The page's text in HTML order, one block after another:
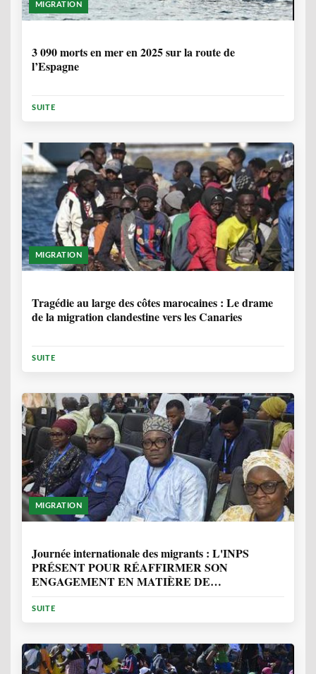
MIGRATION
3 090 morts en mer en 2025 sur la route de
l’Espagne
SUITE
MIGRATION
Tragédie au large des côtes marocaines : Le drame
de la migration clandestine vers les Canaries
SUITE
MIGRATION
Journée internationale des migrants : L'INPS
PRÉSENT POUR RÉAFFIRMER SON
ENGAGEMENT EN MATIÈRE DE
SUITE